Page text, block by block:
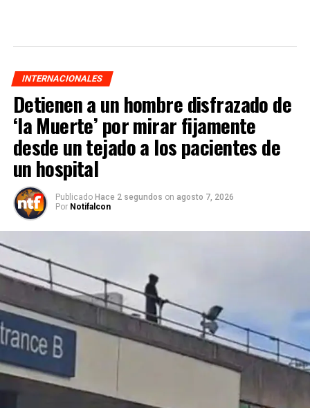
INTERNACIONALES
Detienen a un hombre disfrazado de
‘la Muerte’ por mirar fijamente
desde un tejado a los pacientes de
un hospital
Publicado Hace 2 segundos on agosto 7, 2026
Por Notifalcon